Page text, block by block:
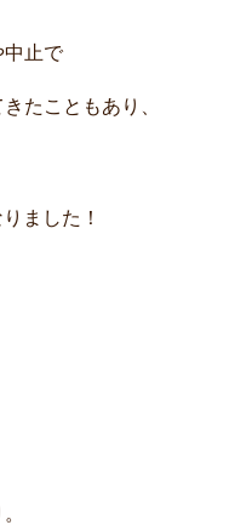
中止で
たこともあり、
ました！